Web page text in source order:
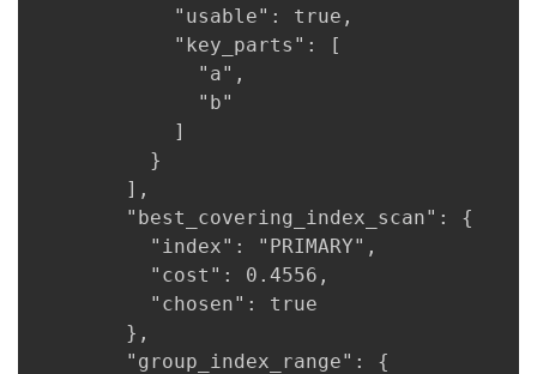
            "usable": true,
            "key_parts": [
              "a",
              "b"
            ]
          }
        ],
        "best_covering_index_scan": {
          "index": "PRIMARY",
          "cost": 0.4556,
          "chosen": true
        },
        "group_index_range": {